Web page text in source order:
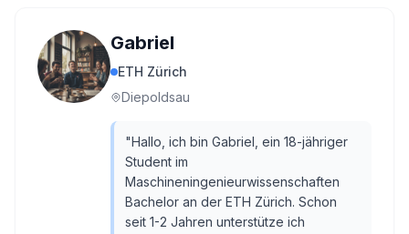
Gabriel
ETH Zürich
Diepoldsau
"Hallo, ich bin Gabriel, ein 18-jähriger
Student im
Maschineningenieurwissenschaften
Bachelor an der ETH Zürich. Schon
seit 1-2 Jahren unterstütze ich